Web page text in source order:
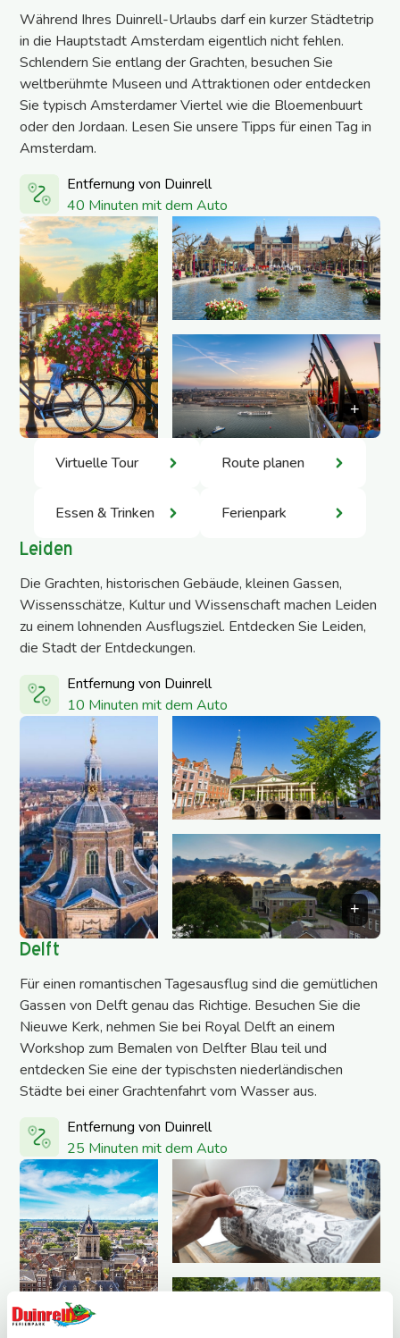
Während Ihres Duinrell-Urlaubs darf ein kurzer Städtetrip
in die Hauptstadt Amsterdam eigentlich nicht fehlen.
Schlendern Sie entlang der Grachten, besuchen Sie
weltberühmte Museen und Attraktionen oder entdecken
Sie typisch Amsterdamer Viertel wie die Bloemenbuurt
oder den Jordaan. Lesen Sie unsere Tipps für einen Tag in
Amsterdam.
Entfernung von Duinrell
40 Minuten mit dem Auto
Virtuelle Tour Route planen
Essen & Trinken Ferienpark
Leiden
Die Grachten, historischen Gebäude, kleinen Gassen,
Wissensschätze, Kultur und Wissenschaft machen Leiden
zu einem lohnenden Ausflugsziel. Entdecken Sie Leiden,
die Stadt der Entdeckungen.
Entfernung von Duinrell
10 Minuten mit dem Auto
Delft
Für einen romantischen Tagesausflug sind die gemütlichen
Gassen von Delft genau das Richtige. Besuchen Sie die
Nieuwe Kerk, nehmen Sie bei Royal Delft an einem
Workshop zum Bemalen von Delfter Blau teil und
entdecken Sie eine der typischsten niederländischen
Städte bei einer Grachtenfahrt vom Wasser aus.
Entfernung von Duinrell
25 Minuten mit dem Auto